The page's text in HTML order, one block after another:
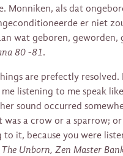
Monniken, als dat
er niet
wat geboren,
80 -81.
are prefectly
listening to me speak
sound occurred
a crow or a sparrow;
it, because you were
Unborn, Zen Master